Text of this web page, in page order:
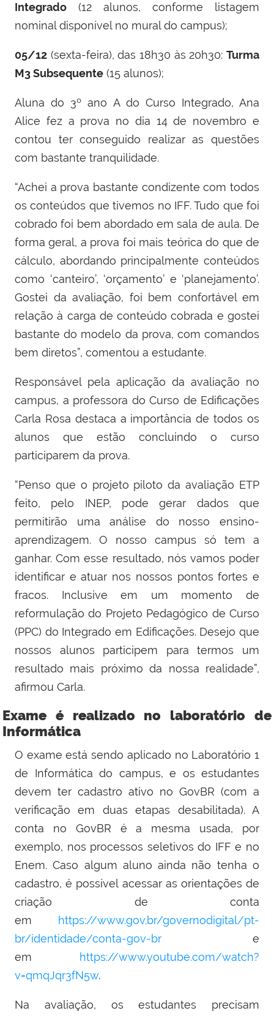
Integrado (12 alunos, conforme listagem
nominal disponível no mural do campus);
05/12 (sexta-feira), das 18h30 às 20h30: Turma
M3 Subsequente (15 alunos);
Aluna do 3º ano A do Curso Integrado, Ana
Alice fez a prova no dia 14 de novembro e
contou ter conseguido realizar as questões
com bastante tranquilidade.
“Achei a prova bastante condizente com todos
os conteúdos que tivemos no IFF. Tudo que foi
cobrado foi bem abordado em sala de aula. De
forma geral, a prova foi mais teórica do que de
cálculo, abordando principalmente conteúdos
como ‘canteiro’, ‘orçamento’ e ‘planejamento’.
Gostei da avaliação, foi bem confortável em
relação à carga de conteúdo cobrada e gostei
bastante do modelo da prova, com comandos
bem diretos”, comentou a estudante.
Responsável pela aplicação da avaliação no
campus, a professora do Curso de Edificações
Carla Rosa destaca a importância de todos os
alunos que estão concluindo o curso
participarem da prova.
“Penso que o projeto piloto da avaliação ETP
feito, pelo INEP, pode gerar dados que
permitirão uma análise do nosso ensino-
aprendizagem. O nosso campus só tem a
ganhar. Com esse resultado, nós vamos poder
identificar e atuar nos nossos pontos fortes e
fracos. Inclusive em um momento de
reformulação do Projeto Pedagógico de Curso
(PPC) do Integrado em Edificações. Desejo que
nossos alunos participem para termos um
resultado mais próximo da nossa realidade”,
afirmou Carla.
Exame é realizado no laboratório de
Informática
O exame está sendo aplicado no Laboratório 1
de Informática do campus, e os estudantes
devem ter cadastro ativo no GovBR (com a
verificação em duas etapas desabilitada). A
conta no GovBR é a mesma usada, por
exemplo, nos processos seletivos do IFF e no
Enem. Caso algum aluno ainda não tenha o
cadastro, é possível acessar as orientações de
criação de conta
em https://www.gov.br/governodigital/pt-
br/identidade/conta-gov-br e
em https://www.youtube.com/watch?
v=qmqJqr3fN5w.
Na avaliação, os estudantes precisam